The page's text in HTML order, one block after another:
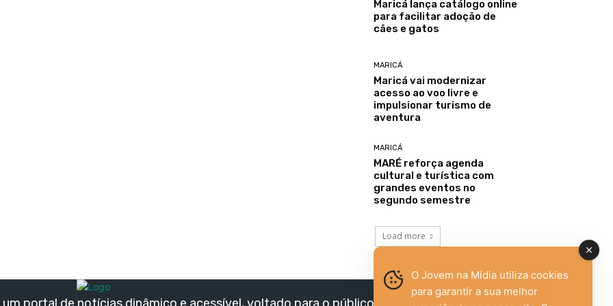
Maricá lança catálogo online
para facilitar adoção de
cães e gatos
MARICÁ
Maricá vai modernizar
acesso ao voo livre e
impulsionar turismo de
aventura
MARICÁ
MARÉ reforça agenda
cultural e turística com
grandes eventos no
segundo semestre
Load more
um portal de notícias dinâmico e acessível, voltado para o público jovem,
O Jovem na Mídia utiliza cookies
para garantir a sua melhor